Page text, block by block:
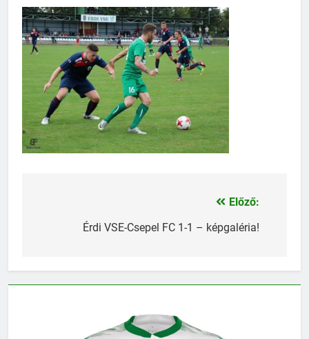
navigáció
Előző:
Érdi VSE-Csepel FC 1-1 – képgaléria!